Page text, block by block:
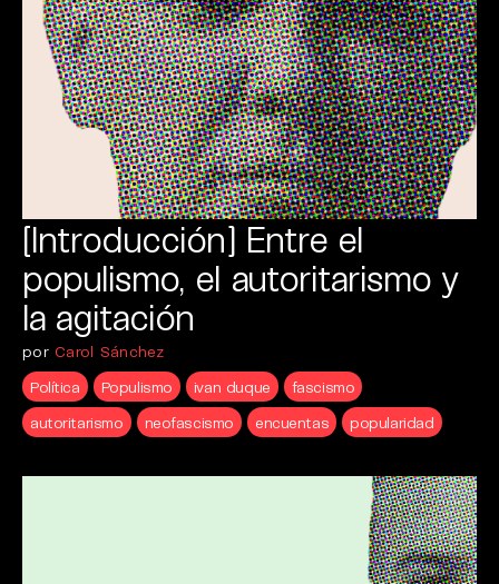
[Introducción] Entre el
populismo, el autoritarismo y
la agitación
por Carol Sánchez
Política
Populismo ivan duque
fascismo
autoritarismo
neofascismo encuentas popularidad